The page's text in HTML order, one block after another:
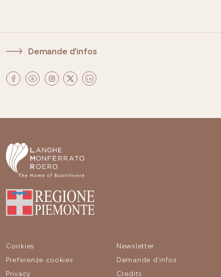
Demande d'infos
Cookies
Preferenze cookies
Privacy
Newsletter
Demande d'infos
Credits